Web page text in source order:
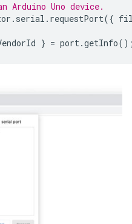
Arduino Uno device.
. serial . requestPort({
} = port.getInfo